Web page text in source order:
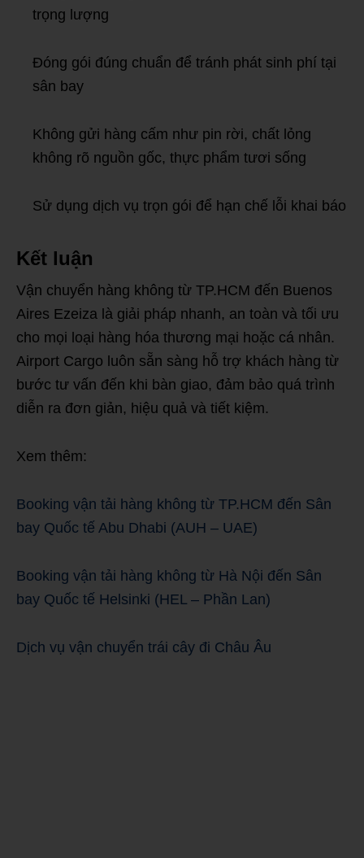
trọng lượng
Đóng gói đúng chuẩn để tránh phát sinh phí tại
sân bay
Không gửi hàng cấm như pin rời, chất lỏng
không rõ nguồn gốc, thực phẩm tươi sống
Sử dụng dịch vụ trọn gói để hạn chế lỗi khai báo
Kết luận
Vận chuyển hàng không từ TP.HCM đến Buenos
Aires Ezeiza là giải pháp nhanh, an toàn và tối ưu
cho mọi loại hàng hóa thương mại hoặc cá nhân.
Airport Cargo luôn sẵn sàng hỗ trợ khách hàng từ
bước tư vấn đến khi bàn giao, đảm bảo quá trình
diễn ra đơn giản, hiệu quả và tiết kiệm.
Xem thêm:
Booking vận tải hàng không từ TP.HCM đến Sân
bay Quốc tế Abu Dhabi (AUH – UAE)
Booking vận tải hàng không từ Hà Nội đến Sân
bay Quốc tế Helsinki (HEL – Phần Lan)
Dịch vụ vận chuyển trái cây đi Châu Âu